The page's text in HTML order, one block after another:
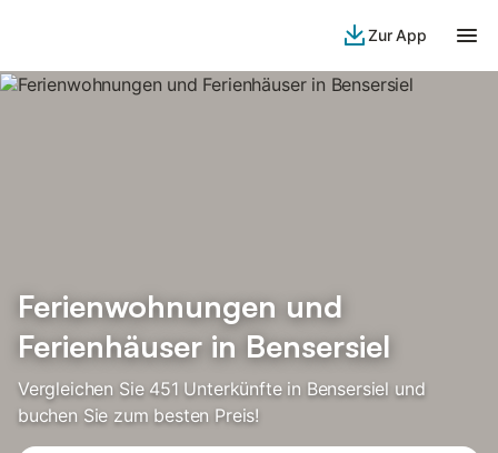
Zur App
Ferienwohnungen und
Ferienhäuser in Bensersiel
Vergleichen Sie 451 Unterkünfte in Bensersiel und
buchen Sie zum besten Preis!